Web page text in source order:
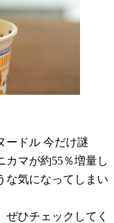
ードル 今だけ謎
カマが約55％増量し
な気になってしまい
ひチェックしてく